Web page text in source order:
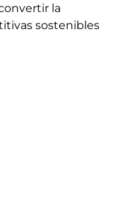
la
sostenibles